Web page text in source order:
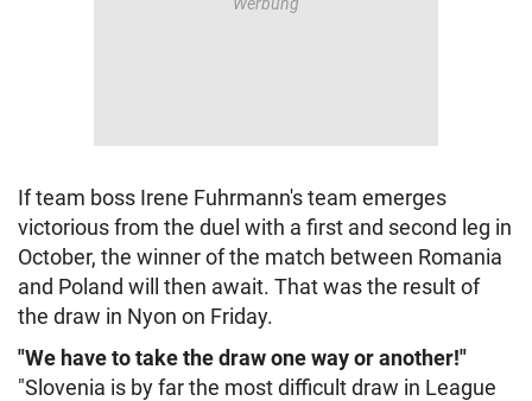
If team boss Irene Fuhrmann's team emerges
victorious from the duel with a first and second leg in
October, the winner of the match between Romania
and Poland will then await. That was the result of
the draw in Nyon on Friday.
"We have to take the draw one way or another!"
"Slovenia is by far the most difficult draw in League